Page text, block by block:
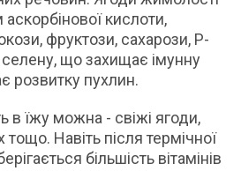
кислоти,
фруктози, сахарози, Р-
що захищає імунну
розвитку пухлин.
їжу можна - свіжі ягоди,
тощо. Навіть після термічної
більшість вітамінів